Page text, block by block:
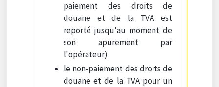
paiement des droits de
douane et de la TVA est
reporté jusqu'au moment de
son apurement par
l'opérateur)
le non-paiement des droits de
douane et de la TVA pour un